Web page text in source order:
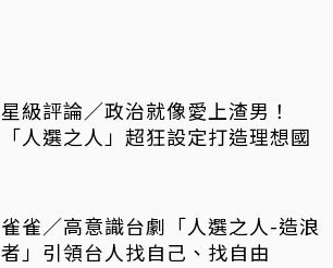
星級評論／政治就像愛上渣男！
「人選之人」超狂設定打造理想國
雀雀／高意識台劇「人選之人-造浪
者」引領台人找自己、找自由